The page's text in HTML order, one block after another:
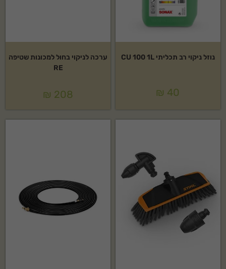
נוזל ניקוי רב תכליתי CU 100 1L
₪ 40
ערכה לניקוי בחול למכונות שטיפה
RE
₪ 208